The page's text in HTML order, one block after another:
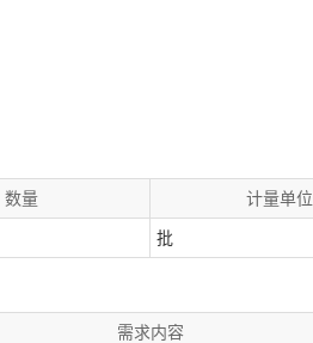
数量 计量单位
批
需求内容